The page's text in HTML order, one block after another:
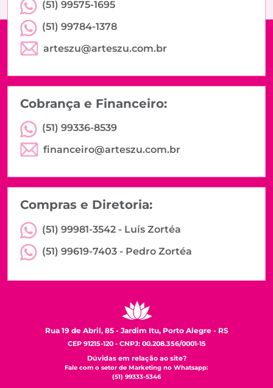
(51) 99575-1695
(51) 99784-1378
arteszu@arteszu.com.br
Cobrança e Financeiro:
(51) 99336-8539
financeiro@arteszu.com.br
Compras e Diretoria:
(51) 99981-3542 - Luís Zortéa
(51) 99619-7403 - Pedro Zortéa
Rua 19 de Abril, 85 - Jardim Itu, Porto Alegre - RS
CEP 91215-120 - CNPJ: 00.208.356/0001-15
Dúvidas em relação ao site?
Fale com o setor de Marketing no Whatsapp:
(51) 99333-5346